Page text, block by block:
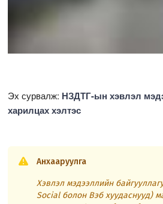
Эх сурвалж: НЗДТГ-ын хэвлэл
харилцах хэлтэс
Анхааруулга
Хэвлэл мэдээллийн
Social болон Вэб хуудаснууд)